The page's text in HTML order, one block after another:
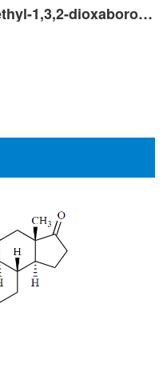
2-Fluoro-4-(4,4,5,5-tetramethyl-1,3,2-dioxaborolan-2-yl)benzoyl chloride